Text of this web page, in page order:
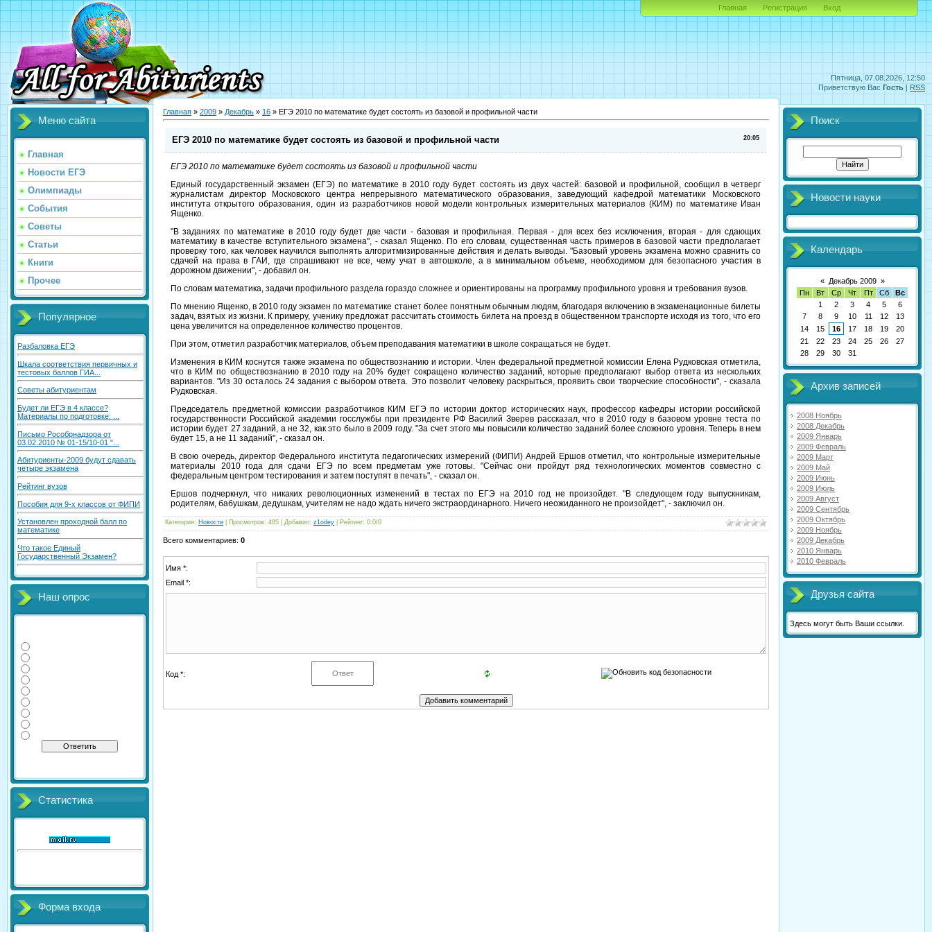
Пятница, 07.08.2026, 12:50
Приветствую Вас Гость | RSS
Главная Регистрация Вход
Меню сайта
Главная
Новости ЕГЭ
Олимпиады
События
Советы
Статьи
Книги
Прочее
Популярное
Разбаловка ЕГЭ
Шкала соответствия первичных и
тестовых баллов ГИА...
Советы абитуриентам
Будет ли ЕГЭ в 4 классе?
Материалы по подготовке: ...
Письмо Рособрнадзора от
03.02.2010 № 01-15/10-01 "...
Абитуриенты-2009 будут сдавать
четыре экзамена
Рейтинг вузов
Пособия для 9-х классов от ФИПИ
Установлен проходной балл по
математике
Что такое Единый
Государственный Экзамен?
Наш опрос
Статистика
Форма входа
Главная » 2009 » Декабрь » 16 » ЕГЭ 2010 по математике будет состоять из базовой и профильной части
20:05
ЕГЭ 2010 по математике будет состоять из базовой и профильной части
ЕГЭ 2010 по математике будет состоять из базовой и профильной части
Единый государственный экзамен (ЕГЭ) по математике в 2010 году будет состоять из двух частей: базовой и профильной, сообщил в четверг
журналистам директор Московского центра непрерывного математического образования, заведующий кафедрой математики Московского
института открытого образования, один из разработчиков новой модели контрольных измерительных материалов (КИМ) по математике Иван
Ященко.
"В заданиях по математике в 2010 году будет две части - базовая и профильная. Первая - для всех без исключения, вторая - для сдающих
математику в качестве вступительного экзамена", - сказал Ященко. По его словам, существенная часть примеров в базовой части предполагает
проверку того, как человек научился выполнять алгоритмизированные действия и делать выводы. "Базовый уровень экзамена можно сравнить со
сдачей на права в ГАИ, где спрашивают не все, чему учат в автошколе, а в минимальном объеме, необходимом для безопасного участия в
дорожном движении", - добавил он.
По словам математика, задачи профильного раздела гораздо сложнее и ориентированы на программу профильного уровня и требования вузов.
По мнению Ященко, в 2010 году экзамен по математике станет более понятным обычным людям, благодаря включению в экзаменационные билеты
задач, взятых из жизни. К примеру, ученику предложат рассчитать стоимость билета на проезд в общественном транспорте исходя из того, что его
цена увеличится на определенное количество процентов.
При этом, отметил разработчик материалов, объем преподавания математики в школе сокращаться не будет.
Изменения в КИМ коснутся также экзамена по обществознанию и истории. Член федеральной предметной комиссии Елена Рудковская отметила,
что в КИМ по обществознанию в 2010 году на 20% будет сокращено количество заданий, которые предполагают выбор ответа из нескольких
вариантов. "Из 30 осталось 24 задания с выбором ответа. Это позволит человеку раскрыться, проявить свои творческие способности", - сказала
Рудковская.
Председатель предметной комиссии разработчиков КИМ ЕГЭ по истории доктор исторических наук, профессор кафедры истории российской
государственности Российской академии госслужбы при президенте РФ Василий Зверев рассказал, что в 2010 году в базовом уровне теста по
истории будет 27 заданий, а не 32, как это было в 2009 году. "За счет этого мы повысили количество заданий более сложного уровня. Теперь в нем
будет 15, а не 11 заданий", - сказал он.
В свою очередь, директор Федерального института педагогических измерений (ФИПИ) Андрей Ершов отметил, что контрольные измерительные
материалы 2010 года для сдачи ЕГЭ по всем предметам уже готовы. "Сейчас они пройдут ряд технологических моментов совместно с
федеральным центром тестирования и затем поступят в печать", - сказал он.
Ершов подчеркнул, что никаких революционных изменений в тестах по ЕГЭ на 2010 год не произойдет. "В следующем году выпускникам,
родителям, бабушкам, дедушкам, учителям не надо ждать ничего экстраординарного. Ничего неожиданного не произойдет", - заключил он.
Категория: Новости Просмотров: 485 | Добавил: z1odey Рейтинг: 0.0/0
Всего комментариев: 0
Имя *:
Email *:
Код *:
Поиск
Новости науки
Календарь
« Декабрь 2009 »
Пн
Вт Ср Чт Пт Сб
Вс
1
2 3 4 5
6
7
8 9 10 11 12
13
14
15 16 17 18 19
20
21
22 23 24 25 26
27
28
29 30 31
Архив записей
2008 Ноябрь
2008 Декабрь
2009 Январь
2009 Февраль
2009 Март
2009 Май
2009 Июнь
2009 Июль
2009 Август
2009 Сентябрь
2009 Октябрь
2009 Ноябрь
2009 Декабрь
2010 Январь
2010 Февраль
Друзья сайта
Здесь могут быть Ваши ссылки.